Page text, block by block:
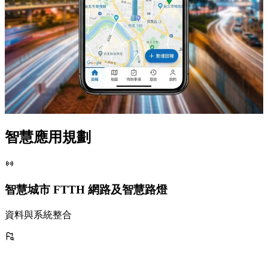
智慧應用規劃
智慧城市 FTTH 網路及智慧路燈
資料與系統整合